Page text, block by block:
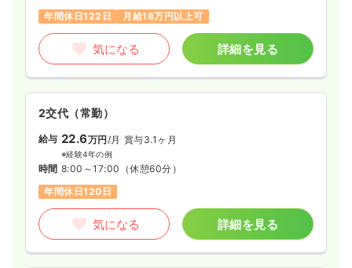
年間休日122日
月給18万円以上可
気になる 詳細を見る
2交代（常勤）
給与 22.6万円/月 賞与3.1ヶ月
※経験4年の例
時間 8:00～17:00 （休憩60分）
年間休日120日
気になる 詳細を見る